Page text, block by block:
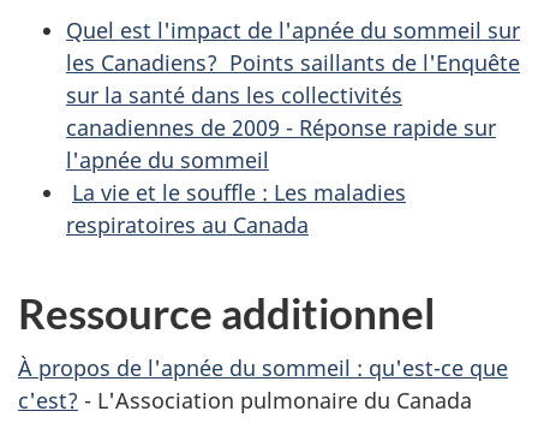
Quel est l'impact de l'apnée du sommeil sur
les Canadiens? Points saillants de l'Enquête
sur la santé dans les collectivités
canadiennes de 2009 - Réponse rapide sur
l'apnée du sommeil
La vie et le souffle : Les maladies
respiratoires au Canada
Ressource additionnel
À propos de l'apnée du sommeil : qu'est-ce que
c'est? - L'Association pulmonaire du Canada